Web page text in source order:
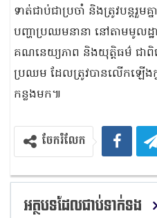
ទាត់ជាប់ជាប្រចាំ និងត្រូវបន្ត
បញ្ហាប្រឈមនានា នៅតាមមូលដ្
គណនេយ្យភាព និងយុត្តិធម៌ ជ
ប្រឈម ដែលត្រូវបានលើកឡើងក្
កន្លងមក៕
ចែករំលែក
អត្ថបទដែលជាប់ទាក់ទង